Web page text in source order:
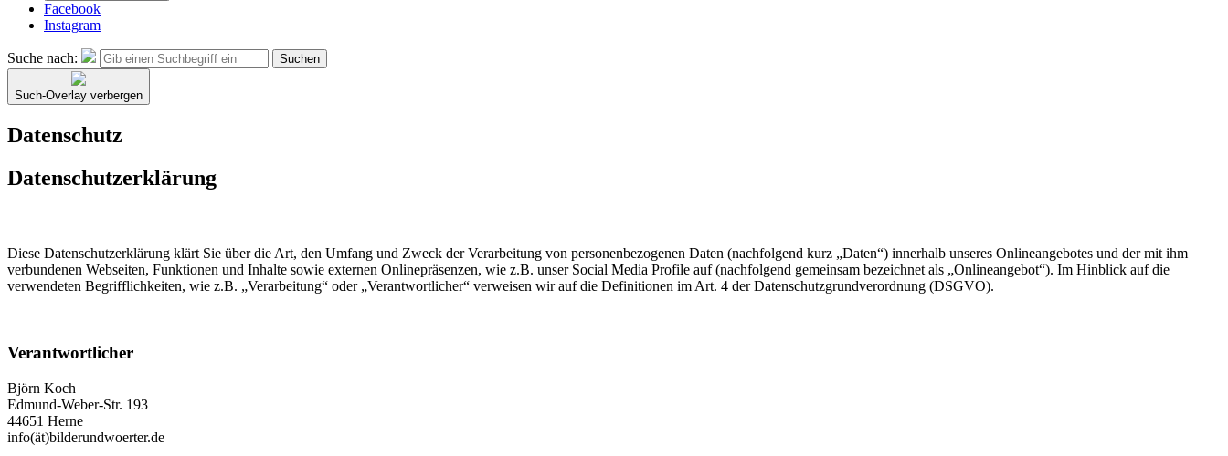
Facebook
Instagram
Suche nach: Suchen
Such-Overlay verbergen
Datenschutz
Datenschutzerklärung
Diese Datenschutzerklärung klärt Sie über die Art, den Umfang und Zweck der Verarbeitung von personenbezogenen Daten (nachfolgend kurz „Daten“) innerhalb unseres Onlineangebotes und der mit ihm
verbundenen Webseiten, Funktionen und Inhalte sowie externen Onlinepräsenzen, wie z.B. unser Social Media Profile auf (nachfolgend gemeinsam bezeichnet als „Onlineangebot“). Im Hinblick auf die
verwendeten Begrifflichkeiten, wie z.B. „Verarbeitung“ oder „Verantwortlicher“ verweisen wir auf die Definitionen im Art. 4 der Datenschutzgrundverordnung (DSGVO).
Verantwortlicher
Björn Koch
Edmund-Weber-Str. 193
44651 Herne
info(ät)bilderundwoerter.de